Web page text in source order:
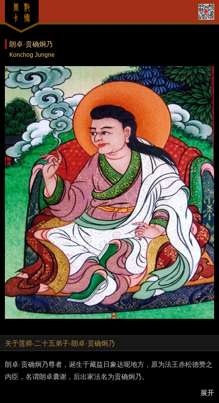
朗卓·贡确炯乃
Konchog Jungne
关于莲师-二十五弟子-朗卓·贡确炯乃
朗卓·贡确炯乃尊者，诞生于藏益日象达呢地方，原为法王赤松德赞之
内臣，名谓朗卓囊谢，后出家法名为贡确炯乃。
展开